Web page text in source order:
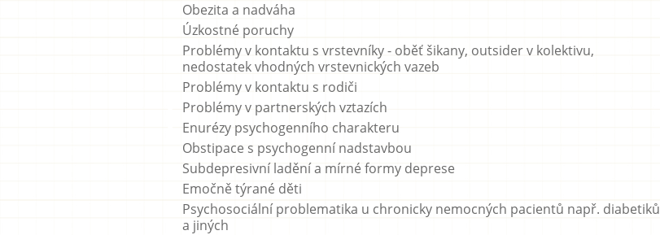
Obezita a nadváha
Úzkostné poruchy
Problémy v kontaktu s vrstevníky - oběť šikany, outsider v kolektivu,
nedostatek vhodných vrstevnických vazeb
Problémy v kontaktu s rodiči
Problémy v partnerských vztazích
Enurézy psychogenního charakteru
Obstipace s psychogenní nadstavbou
Subdepresivní ladění a mírné formy deprese
Emočně týrané děti
Psychosociální problematika u chronicky nemocných pacientů např. diabetiků
a jiných